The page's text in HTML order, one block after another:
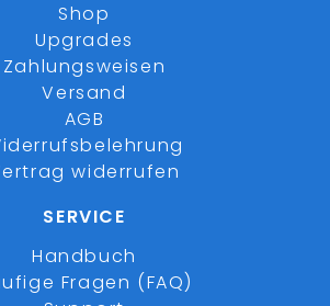
Shop
Upgrades
Zahlungsweisen
Versand
AGB
widerrufen
SERVICE
Handbuch
Fragen (FAQ)